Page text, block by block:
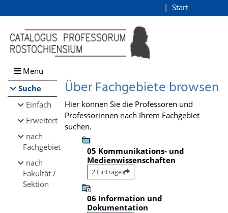
Browsen
direkt zum Inhalt
Start
Menü
Suche
Einfach
Erweitert
nach
Fachgebiet
nach
Fakultät /
Sektion
Über Fachgebiete browsen
Hier können Sie die Professoren und
Professorinnen nach Ihrem Fachgebiet
suchen.
05 Kommunikations- und
Medienwissenschaften
2 Einträge
06 Information und
Dokumentation